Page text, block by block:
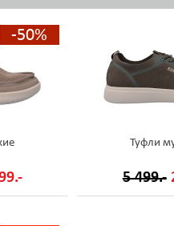
-50%
Туфли
5 499.-